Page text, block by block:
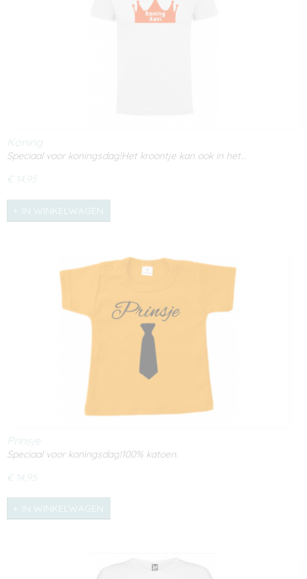
Koning
Speciaal voor koningsdag!Het kroontje kan ook in het…
€ 14,95
IN WINKELWAGEN
Prinsje
Speciaal voor koningsdag!100% katoen.
€ 14,95
IN WINKELWAGEN